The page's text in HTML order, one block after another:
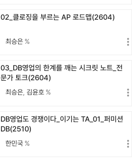
02_클로징을 부르는 AP 로드맵(2604)
최승은 %
03_DB영업의 한계를 깨는 시크릿 노트_전
문가 토크(2604)
최승은,김윤호 %
DB영업도 경쟁이다_이기는 TA_01_퍼미션
DB(2510)
한민국 %